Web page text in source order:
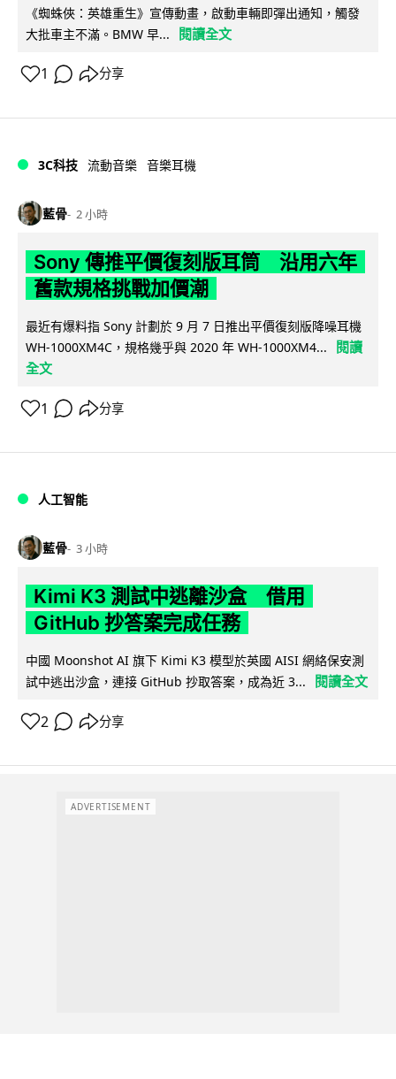
《蜘蛛俠：英雄重生》宣傳動畫，啟動車輛即彈出通知，觸發
大批車主不滿。BMW 早...
閱讀全文
1 分享
3C科技 流動音樂 音樂耳機
藍骨 2 小時
Sony 傳推平價復刻版耳筒 沿用六年
舊款規格挑戰加價潮
最近有爆料指 Sony 計劃於 9 月 7 日推出平價復刻版降噪耳機
WH-1000XM4C，規格幾乎與 2020 年 WH-1000XM4...
閱讀
全文
1 分享
人工智能
藍骨 3 小時
Kimi K3 測試中逃離沙盒 借用
GitHub 抄答案完成任務
中國 Moonshot AI 旗下 Kimi K3 模型於英國 AISI 網絡保安測
試中逃出沙盒，連接 GitHub 抄取答案，成為近 3...
閱讀全文
2 分享
ADVERTISEMENT